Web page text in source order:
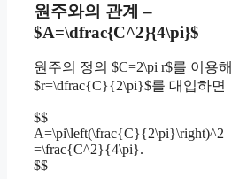
원주와의 관계 –
$A=\dfrac{C^2}{4\pi}$
원주의 정의 $C=2\pi r$를 이용해
$r=\dfrac{C}{2\pi}$를 대입하면
$$
A=\pi\left(\frac{C}{2\pi}\right)^2
=\frac{C^2}{4\pi}.
$$